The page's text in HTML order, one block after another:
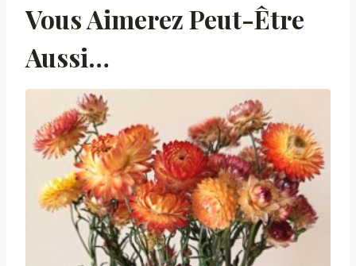
Vous Aimerez Peut-Être
Aussi…